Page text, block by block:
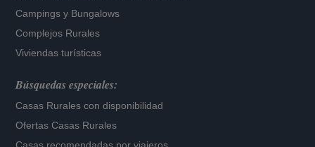
Campings y Bungalows
Complejos Rurales
Viviendas turísticas
Búsquedas especiales:
Casas Rurales con disponibilidad
Ofertas Casas Rurales